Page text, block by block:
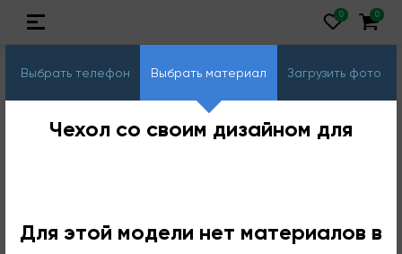
Выбрать телефон Выбрать материал Загрузить фото
Чехол со своим дизайном для
Для этой модели нет материалов в